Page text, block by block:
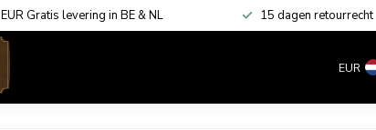
Gratis levering in BE & NL 15 dagen retourrecht
EUR
SHOP THE LOOK MERKEN SALE